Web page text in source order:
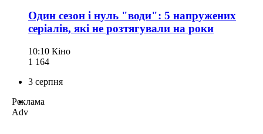
Один сезон і нуль "води": 5 напружених
серіалів, які не розтягували на роки
10:10 Кіно
1 164
3 серпня
Реклама
Adv